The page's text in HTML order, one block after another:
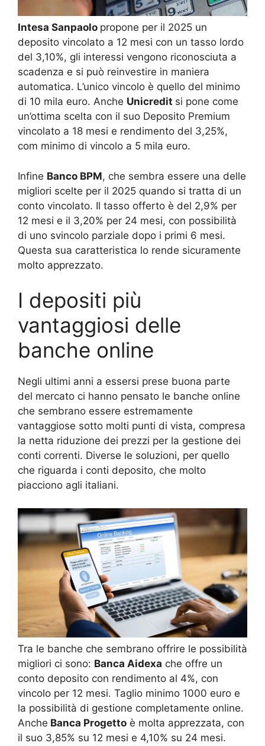
Intesa Sanpaolo propone per il 2025 un
deposito vincolato a 12 mesi con un tasso lordo
del 3,10%, gli interessi vengono riconosciuta a
scadenza e si può reinvestire in maniera
automatica. L’unico vincolo è quello del minimo
di 10 mila euro. Anche Unicredit si pone come
un’ottima scelta con il suo Deposito Premium
vincolato a 18 mesi e rendimento del 3,25%,
com minimo di vincolo a 5 mila euro.
Infine Banco BPM, che sembra essere una delle
migliori scelte per il 2025 quando si tratta di un
conto vincolato. Il tasso offerto è del 2,9% per
12 mesi e il 3,20% per 24 mesi, con possibilità
di uno svincolo parziale dopo i primi 6 mesi.
Questa sua caratteristica lo rende sicuramente
molto apprezzato.
I depositi più
vantaggiosi delle
banche online
Negli ultimi anni a essersi prese buona parte
del mercato ci hanno pensato le banche online
che sembrano essere estremamente
vantaggiose sotto molti punti di vista, compresa
la netta riduzione dei prezzi per la gestione dei
conti correnti. Diverse le soluzioni, per quello
che riguarda i conti deposito, che molto
piacciono agli italiani.
Tra le banche che sembrano offrire le possibilità
migliori ci sono: Banca Aidexa che offre un
conto deposito con rendimento al 4%, con
vincolo per 12 mesi. Taglio minimo 1000 euro e
la possibilità di gestione completamente online.
Anche Banca Progetto è molta apprezzata, con
il suo 3,85% su 12 mesi e 4,10% su 24 mesi.